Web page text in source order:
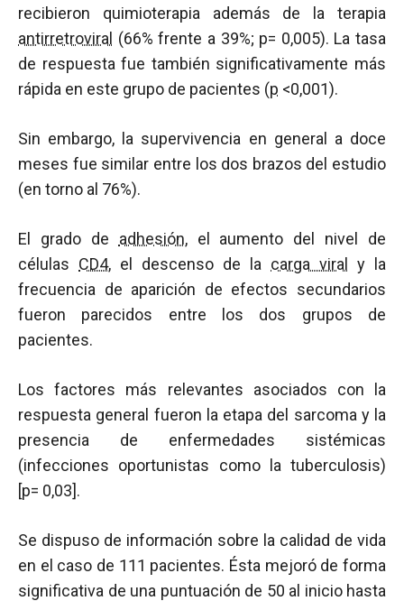
recibieron quimioterapia además de la terapia
antirretroviral (66% frente a 39%; p= 0,005). La tasa
de respuesta fue también significativamente más
rápida en este grupo de pacientes (p <0,001).
Sin embargo, la supervivencia en general a doce
meses fue similar entre los dos brazos del estudio
(en torno al 76%).
El grado de adhesión, el aumento del nivel de
células CD4, el descenso de la carga viral
y la
frecuencia de aparición de efectos secundarios
fueron parecidos entre los dos grupos de
pacientes.
Los factores más relevantes asociados con la
respuesta general fueron la etapa del sarcoma y la
presencia de enfermedades sistémicas
(infecciones oportunistas como la tuberculosis)
[p= 0,03].
Se dispuso de información sobre la calidad de vida
en el caso de 111 pacientes. Ésta mejoró de forma
significativa de una puntuación de 50 al inicio hasta